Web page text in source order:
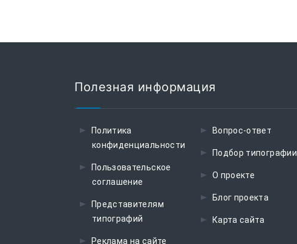
Полезная информация
Политика
конфиденциальности
Пользовательское
соглашение
Представителям
типографий
Реклама на сайте
Вопрос-ответ
Подбор типографии
О проекте
Блог проекта
Карта сайта